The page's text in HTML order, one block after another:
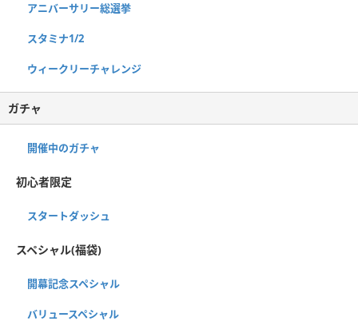
アニバーサリー総選挙
スタミナ1/2
ウィークリーチャレンジ
ガチャ
開催中のガチャ
初心者限定
スタートダッシュ
スペシャル(福袋)
開幕記念スペシャル
バリュースペシャル